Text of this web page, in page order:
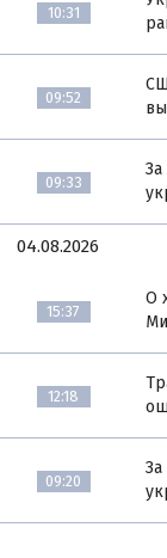
10:31
09:52
09:33
04.08.2026
15:37
О
12:18
09:20